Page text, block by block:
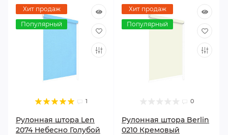
Хит продаж
Популярный
1
Рулонная штора Len
2074 Небесно Голубой
Хит продаж
Популярный
0
Рулонная штора Berlin
0210 Кремовый